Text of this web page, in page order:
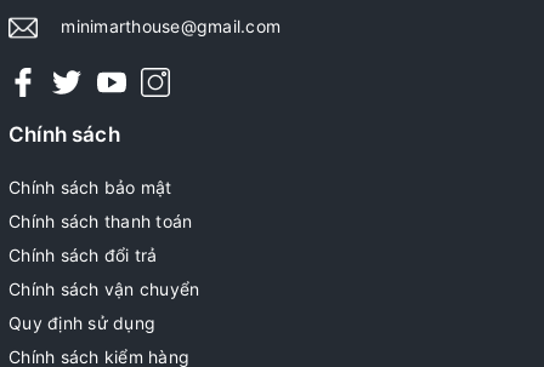
minimarthouse@gmail.com
Chính sách
Chính sách bảo mật
Chính sách thanh toán
Chính sách đổi trả
Chính sách vận chuyển
Quy định sử dụng
Chính sách kiểm hàng